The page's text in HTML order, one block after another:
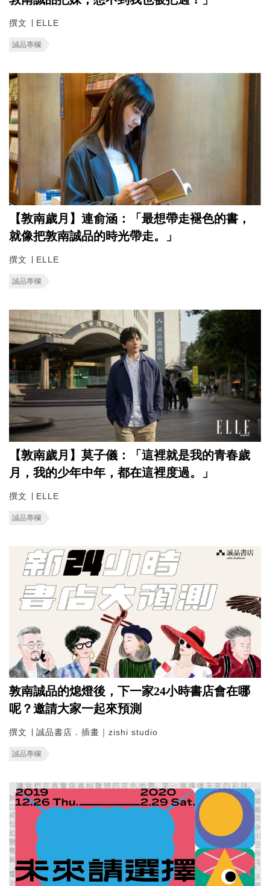
撰文 ∣ ELLE
誠品專欄
【敦南歲月】連俞涵：「最想帶走褪色的書，
就像把敦南誠品的時光帶走。」
撰文 ∣ ELLE
誠品專欄
【敦南歲月】莫子儀：「這裡就是我的青春歲
月，我的少年中年，都在這裡度過。」
撰文 ∣ ELLE
誠品專欄
敦南誠品的熄燈後，下一家24小時書店會在哪
呢？邀請大家一起來預測
撰文 ∣ 誠品書店．插畫｜zishi studio
誠品專欄